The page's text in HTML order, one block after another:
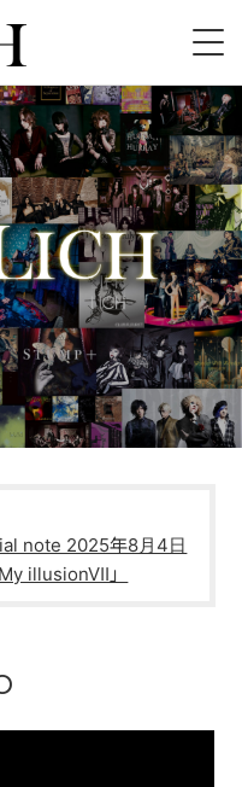
note 2025年8月4日
illusionⅦ」